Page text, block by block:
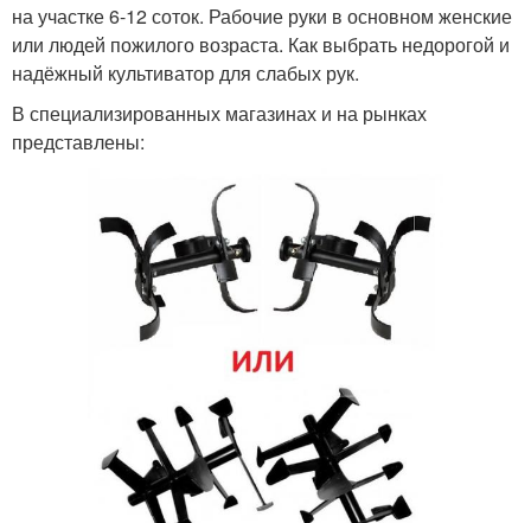
на участке 6-12 соток. Рабочие руки в основном женские
или людей пожилого возраста. Как выбрать недорогой и
надёжный культиватор для слабых рук.
В специализированных магазинах и на рынках
представлены: